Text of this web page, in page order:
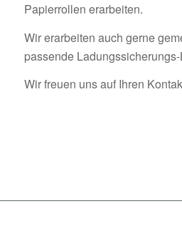
Papierrollen erarbeiten.
Wir erarbeiten auch gerne
passende
Wir freuen uns auf Ihren